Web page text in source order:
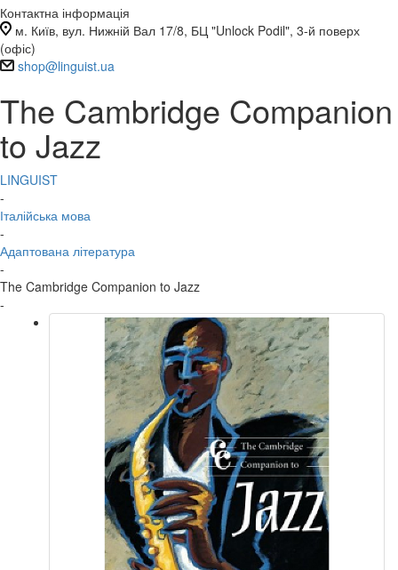
Контактна інформація
м. Київ, вул. Нижній Вал 17/8, БЦ "Unlock Podil", 3-й поверх
(офіс)
shop@linguist.ua
The Cambridge Companion
to Jazz
LINGUIST
-
Італійська мова
-
Адаптована література
-
The Cambridge Companion to Jazz
-